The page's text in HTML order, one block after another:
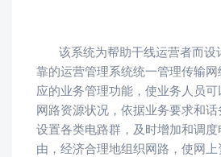
该系统为帮助干线运营者而设
靠的运营管理系统统一管理传输
应的业务管理功能，使业务人员
网路资源状况，依据业务要求和
设置各类电路群，及时增加和调
由，经济合理地组织网路，使网上